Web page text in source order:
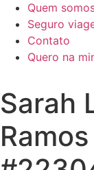
Quem
Seguro
Contato
Quero na
Sarah